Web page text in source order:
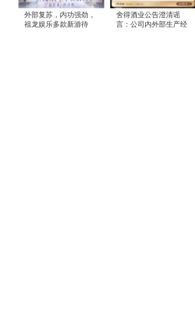
外部复苏，内功强劲，
祖龙娱乐多款新游待
舍得酒业公告澄清谣
言：公司内外部生产经